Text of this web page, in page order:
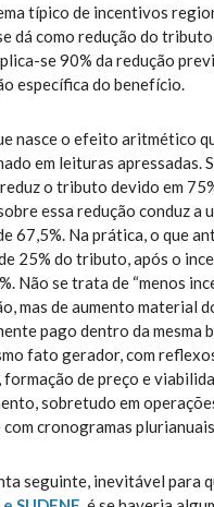
típico de incentivos
dá como redução do
se 90% da redução
específica do benefício.
nasce o efeito aritmético
em leituras apressadas.
o tributo devido em
essa redução conduz a
67,5%. Na prática, o que
25% do tributo, após o
Não se trata de “menos
mas de aumento material
pago dentro da mesma
fato gerador, com
formação de preço e
sobretudo em
cronogramas
seguinte, inevitável para